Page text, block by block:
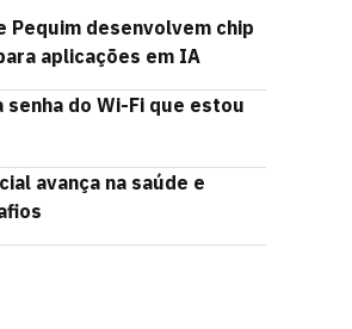
Pequim desenvolvem chip
aplicações em IA
senha do Wi-Fi que estou
avança na saúde e